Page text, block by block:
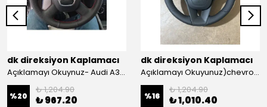
dk direksiyon Kaplamacı
Açıklamayı Okuynuz- Audi A3 Sportback Araca Özel Direksiyon Kılıfı Kırmızı Ipli
%20
₺ 1,204.90
₺ 967.20
dk direksiyon Kaplamacı
Açıklamayı Okuyunuz)chevrolet Aveo Lt-ls Araca Özel Direksiyon Kılıfı (plastik Kapaksız Direksiyon
%16
₺ 1,204.90
₺ 1,010.40